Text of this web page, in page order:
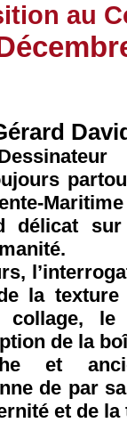
au
délicat
la texture
le
de la
et
de par
et de